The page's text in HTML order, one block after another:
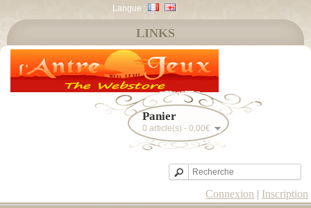
Langue :
Panier
0 article(s) - 0,00€
Connexion | Inscription
LINKS